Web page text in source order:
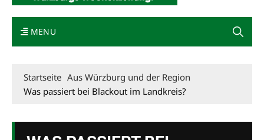
MENU
Startseite Aus Würzburg und der Region
Was passiert bei Blackout im Landkreis?